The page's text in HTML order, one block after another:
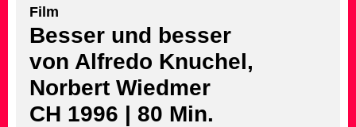
Film
Besser und besser
von Alfredo Knuchel,
Norbert Wiedmer
CH 1996 | 80 Min.